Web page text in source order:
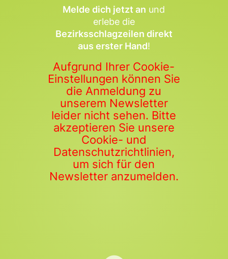
Melde dich jetzt an und
erlebe die
Bezirksschlagzeilen direkt
aus erster Hand!
Aufgrund Ihrer Cookie-
Einstellungen können Sie
die Anmeldung zu
unserem Newsletter
leider nicht sehen. Bitte
akzeptieren Sie unsere
Cookie- und
Datenschutzrichtlinien,
um sich für den
Newsletter anzumelden.